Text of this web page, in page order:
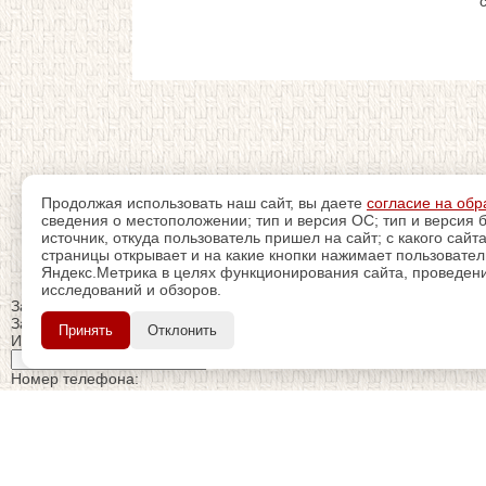
Продолжая использовать наш сайт, вы даете согласие на
сведения о местоположении; тип и версия ОС; тип и версия
источник, откуда пользователь пришел на сайт; с какого
страницы открывает и на какие кнопки нажимает
Яндекс.Метрика в целях функционирования сайта,
исследований и обзоров.
Принять Отклонить
Закрыть
Заказ обратного звонка
Имя Отчество:
Номер телефона:
с кодом города